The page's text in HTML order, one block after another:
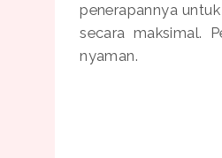
penerapannya
secara maksimal.
nyaman.